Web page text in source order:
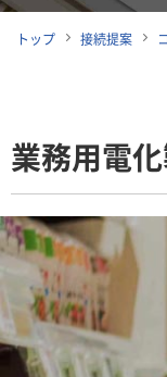
トップ 接続提案
業務用電